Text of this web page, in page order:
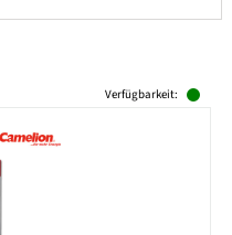
Verfügbarkeit: